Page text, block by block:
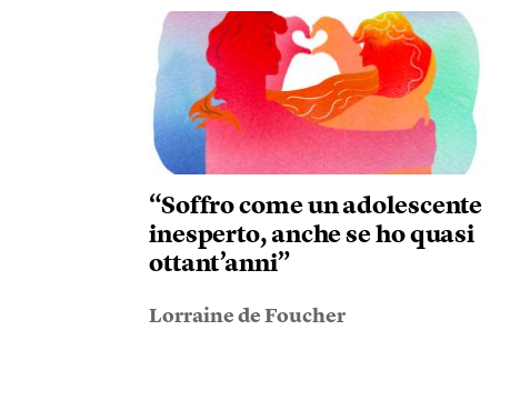
“Soffro come un adolescente
inesperto, anche se ho quasi
ottant’anni”
Lorraine de Foucher